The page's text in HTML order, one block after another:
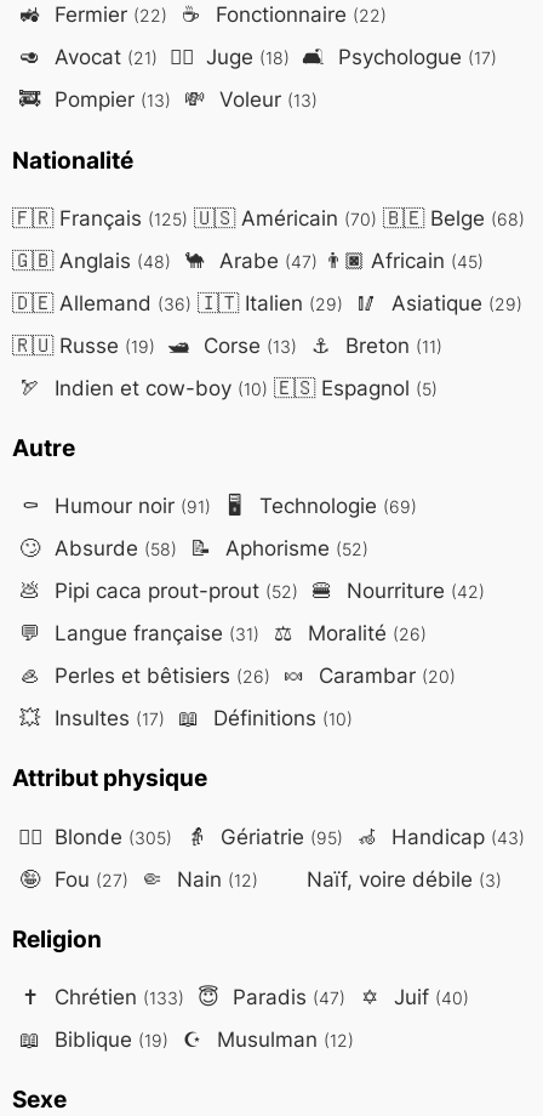
🚜 Fermier (22) ☕ Fonctionnaire (22)
🥑 Avocat (21) 👨‍⚖️ Juge (18) 🛋️ Psychologue (17)
🚒 Pompier (13) 💸 Voleur (13)
Nationalité
🇫🇷Français (125) 🇺🇸Américain (70) 🇧🇪Belge (68)
🇬🇧Anglais (48) 🐪 Arabe (47) 👨🏿 Africain (45)
🇩🇪Allemand (36) 🇮🇹Italien (29) 🥢 Asiatique (29)
🇷🇺Russe (19) 🛥️ Corse (13) ⚓ Breton (11)
🏹 Indien et cow-boy (10) 🇪🇸Espagnol (5)
Autre
⚰️ Humour noir (91) 🖥️ Technologie (69)
🙄 Absurde (58) 📝 Aphorisme (52)
💩 Pipi caca prout-prout (52) 🍔 Nourriture (42)
💬 Langue française (31) ⚖️ Moralité (26)
🦪 Perles et bêtisiers (26) 🍬 Carambar (20)
💥 Insultes (17) 📖 Définitions (10)
Attribut physique
👱‍♀️ Blonde (305) 👵 Gériatrie (95) 🦽 Handicap (43)
🤪 Fou (27) 🤏 Nain (12) Naïf, voire débile (3)
Religion
✝️ Chrétien (133) 😇 Paradis (47) ✡️ Juif (40)
📖 Biblique (19) ☪️ Musulman (12)
Sexe